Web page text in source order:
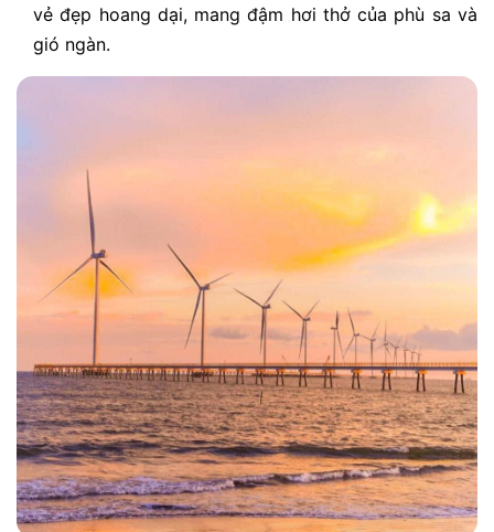
vẻ đẹp hoang dại, mang đậm hơi thở của phù sa và
gió ngàn.